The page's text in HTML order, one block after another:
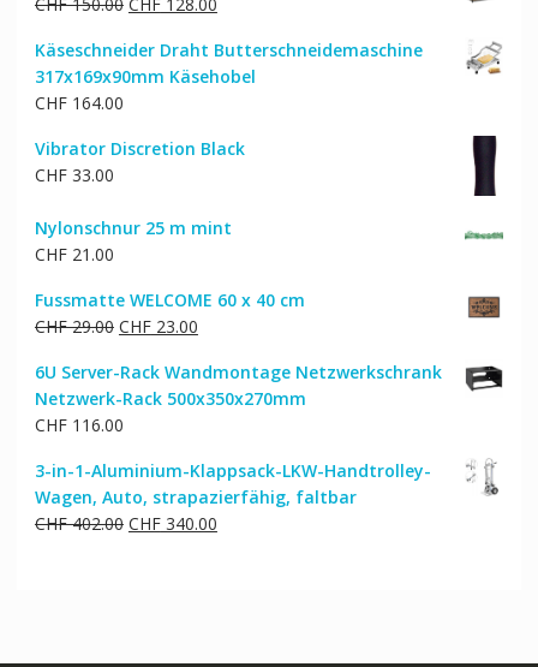
war:
CHF 150.00
ist:
CHF 128.00.
Käseschneider Draht Butterschneidemaschine
317x169x90mm Käsehobel
CHF164.00
Vibrator Discretion Black
CHF33.00
Nylonschnur 25 m mint
CHF21.00
Fussmatte WELCOME 60 x 40 cm
CHF29.00 Ursprünglicher
war:
CHF 29.00
CHF23.00Aktueller
ist:
CHF 23.00.
6U Server-Rack Wandmontage Netzwerkschrank
Netzwerk-Rack 500x350x270mm
CHF116.00
3-in-1-Aluminium-Klappsack-LKW-Handtrolley-
Wagen, Auto, strapazierfähig, faltbar
CHF402.00 Ursprünglicher
CHF340.00Aktueller